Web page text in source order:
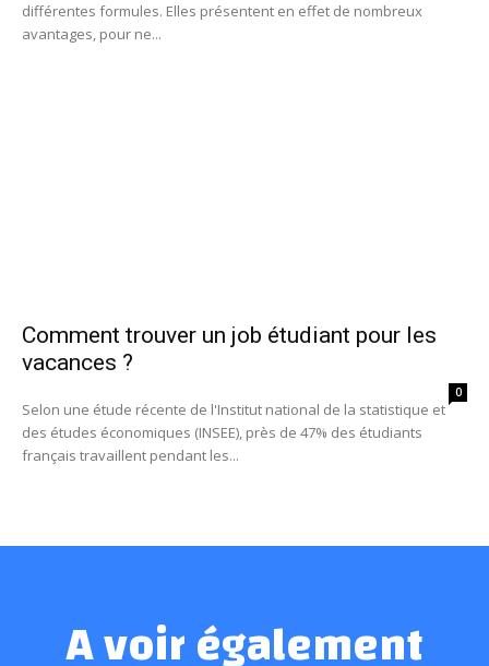
différentes formules. Elles présentent en effet de nombreux
avantages, pour ne...
Comment trouver un job étudiant pour les
vacances ?
0
Selon une étude récente de l'Institut national de la statistique et
des études économiques (INSEE), près de 47% des étudiants
français travaillent pendant les...
A voir également